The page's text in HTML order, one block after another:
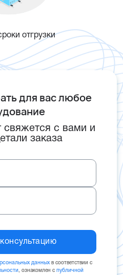
отгрузки
для вас любое
свяжется с вами и
заказа
данных в соответствии с
, ознакомлен с публичной